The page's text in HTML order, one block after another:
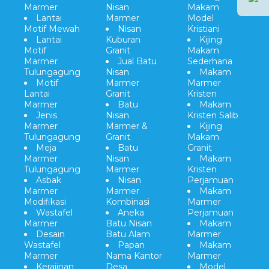
Marmer
Lantai
Motif Mewah
Lantai
Motif
Marmer
Tulungagung
Motif
Lantai
Marmer
Jenis
Marmer
Tulungagung
Meja
Marmer
Tulungagung
Asbak
Marmer
Modifikasi
Wastafel
Marmer
Desain
Wastafel
Marmer
Kerajinan
Nisan
Marmer
Nisan
Kuburan
Granit
Jual Batu
Nisan
Marmer
Granit
Batu
Nisan
Marmer &
Granit
Batu
Nisan
Marmer
Nisan
Marmer
Kombinasi
Aneka
Batu Nisan
Batu Alam
Papan
Nama Kantor
Desa
Makam
Model
Kristiani
Kijing
Makam
Sederhana
Makam
Marmer
Kristen
Makam
Kristen Salib
Kijing
Makam
Granit
Makam
Kristen
Perjamuan
Makam
Marmer
Perjamuan
Makam
Marmer
Makam
Marmer
Model